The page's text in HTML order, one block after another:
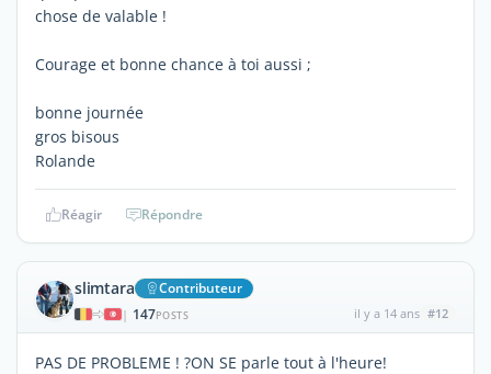
chose de valable !
Courage et bonne chance à toi aussi ;
bonne journée
gros bisous
Rolande
Réagir Répondre
slimtara Contributeur
| 147POSTS il y a 14 ans #12
PAS DE PROBLEME ! ?ON SE parle tout à l'heure!